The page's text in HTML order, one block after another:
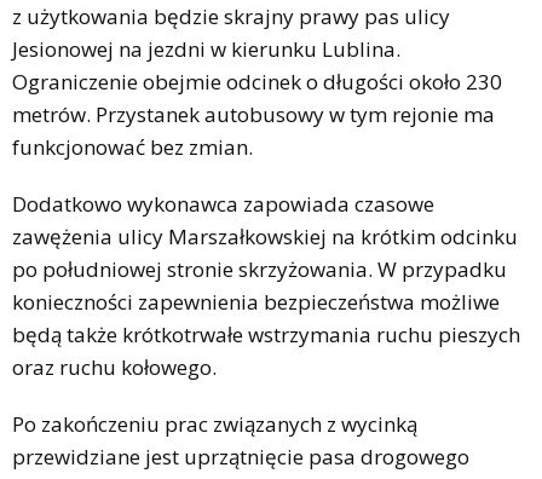
z użytkowania będzie skrajny prawy pas ulicy
Jesionowej na jezdni w kierunku Lublina.
Ograniczenie obejmie odcinek o długości około 230
metrów. Przystanek autobusowy w tym rejonie ma
funkcjonować bez zmian.
Dodatkowo wykonawca zapowiada czasowe
zawężenia ulicy Marszałkowskiej na krótkim odcinku
po południowej stronie skrzyżowania. W przypadku
konieczności zapewnienia bezpieczeństwa możliwe
będą także krótkotrwałe wstrzymania ruchu pieszych
oraz ruchu kołowego.
Po zakończeniu prac związanych z wycinką
przewidziane jest uprzątnięcie pasa drogowego